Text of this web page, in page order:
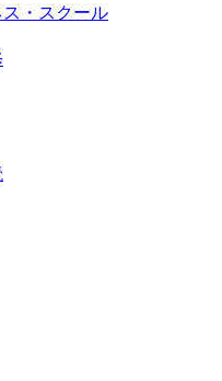
・スクール